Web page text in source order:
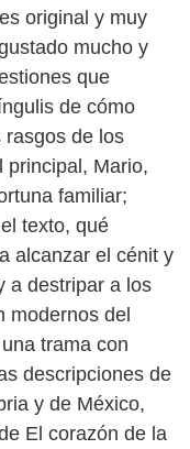
original y muy
mucho y
que
de cómo
rasgos de los
principal, Mario,
familiar;
texto, qué
alcanzar el cénit y
a destripar a los
modernos del
trama con
descripciones de
y de México,
El corazón de la